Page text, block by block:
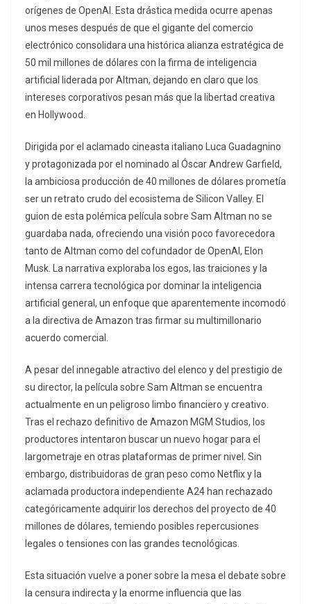
orígenes de OpenAI. Esta drástica medida ocurre apenas
unos meses después de que el gigante del comercio
electrónico consolidara una histórica alianza estratégica de
50 mil millones de dólares con la firma de inteligencia
artificial liderada por Altman, dejando en claro que los
intereses corporativos pesan más que la libertad creativa
en Hollywood.
Dirigida por el aclamado cineasta italiano Luca Guadagnino
y protagonizada por el nominado al Óscar Andrew Garfield,
la ambiciosa producción de 40 millones de dólares prometía
ser un retrato crudo del ecosistema de Silicon Valley. El
guion de esta polémica película sobre Sam Altman no se
guardaba nada, ofreciendo una visión poco favorecedora
tanto de Altman como del cofundador de OpenAI, Elon
Musk. La narrativa exploraba los egos, las traiciones y la
intensa carrera tecnológica por dominar la inteligencia
artificial general, un enfoque que aparentemente incomodó
a la directiva de Amazon tras firmar su multimillonario
acuerdo comercial.
A pesar del innegable atractivo del elenco y del prestigio de
su director, la película sobre Sam Altman se encuentra
actualmente en un peligroso limbo financiero y creativo.
Tras el rechazo definitivo de Amazon MGM Studios, los
productores intentaron buscar un nuevo hogar para el
largometraje en otras plataformas de primer nivel. Sin
embargo, distribuidoras de gran peso como Netflix y la
aclamada productora independiente A24 han rechazado
categóricamente adquirir los derechos del proyecto de 40
millones de dólares, temiendo posibles repercusiones
legales o tensiones con las grandes tecnológicas.
Esta situación vuelve a poner sobre la mesa el debate sobre
la censura indirecta y la enorme influencia que las